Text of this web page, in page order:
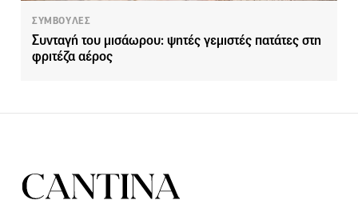
ΣΥΜΒΟΥΛΕΣ
Συνταγή του μισάωρου: ψητές γεμιστές πατάτες στη
φριτέζα αέρος